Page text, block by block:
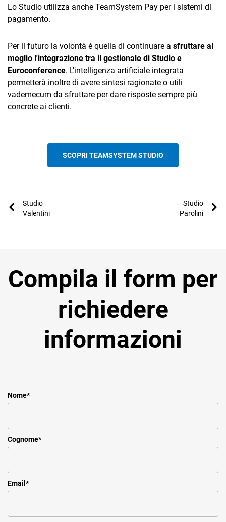
Lo Studio utilizza anche TeamSystem Pay per i sistemi di
pagamento.
Per il futuro la volontà è quella di continuare a sfruttare al
meglio l'integrazione tra il gestionale di Studio e
Euroconference. L'intelligenza artificiale integrata
permetterà inoltre di avere sintesi ragionate o utili
vademecum da sfruttare per dare risposte sempre più
concrete ai clienti.
SCOPRI TEAMSYSTEM STUDIO
Studio
Valentini
Studio
Parolini
Compila il form per
richiedere
informazioni
Nome*
Cognome*
Email *